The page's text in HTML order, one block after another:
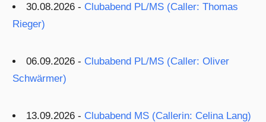
30.08.2026 - Clubabend PL/MS (Caller: Thomas
Rieger)
06.09.2026 - Clubabend PL/MS (Caller: Oliver
Schwärmer)
13.09.2026 - Clubabend MS (Callerin: Celina Lang)